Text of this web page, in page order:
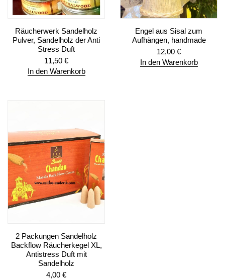
Räucherwerk Sandelholz
Pulver, Sandelholz der Anti
Stress Duft
11,50 €
In den Warenkorb
Engel aus Sisal zum
Aufhängen, handmade
12,00 €
In den Warenkorb
2 Packungen Sandelholz
Backflow Räucherkegel XL,
Antistress Duft mit
Sandelholz
4,00 €